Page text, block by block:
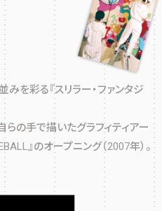
みを彩る『スリラー・ファンタジ
らの手で描いたグラフィティアー
』のオープニング（2007年）。